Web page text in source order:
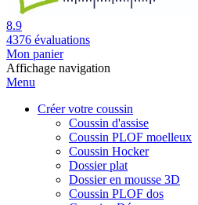
8.9
4376 évaluations
Mon panier
Affichage navigation
Menu
Créer votre coussin
Coussin d'assise
Coussin PLOF moelleux
Coussin Hocker
Dossier plat
Dossier en mousse 3D
Coussin PLOF dos